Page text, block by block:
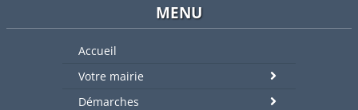
MENU
Accueil
Votre mairie
Démarches